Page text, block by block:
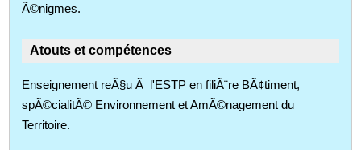
Ã©nigmes.
Atouts et compétences
Enseignement reÃ§u Ã l'ESTP en filiÃ¨re BÃ¢timent,
spÃ©cialitÃ© Environnement et AmÃ©nagement du
Territoire.